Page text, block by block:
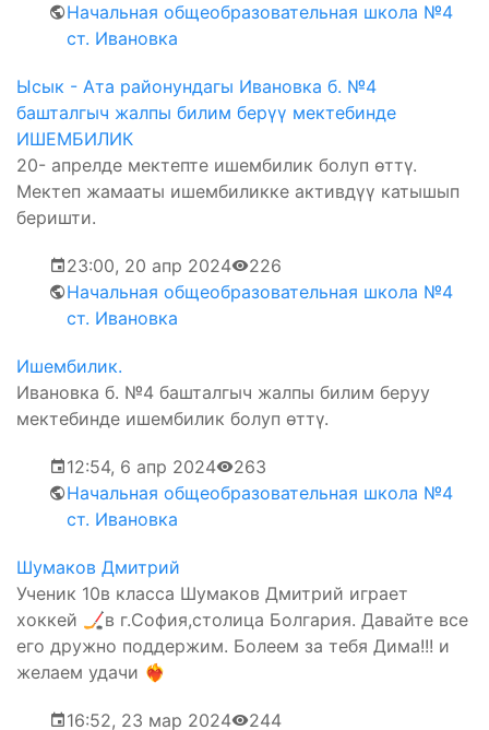
Начальная общеобразовательная школа №4
ст. Ивановка
Ысык - Ата районундагы Ивановка б. №4
башталгыч жалпы билим берүү мектебинде
ИШЕМБИЛИК
20- апрелде мектепте ишембилик болуп өттү.
Мектеп жамааты ишембиликке активдүү катышып
беришти.
23:00, 20 апр 2024
226
Начальная общеобразовательная школа №4
ст. Ивановка
Ишембилик.
Ивановка б. №4 башталгыч жалпы билим беруу
мектебинде ишембилик болуп өттү.
12:54, 6 апр 2024
263
Начальная общеобразовательная школа №4
ст. Ивановка
Шумаков Дмитрий
Ученик 10в класса Шумаков Дмитрий играет
хоккей 🏒в г.София,столица Болгария. Давайте все
его дружно поддержим. Болеем за тебя Дима!!! и
желаем удачи ❤️‍🔥
16:52, 23 мар 2024 244